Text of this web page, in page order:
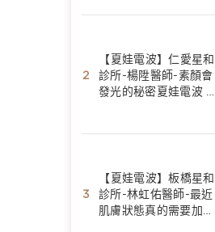
【夏娃電波】仁愛星和
診所-楊陞醫師-素顏會
發光的秘密夏娃電波 -
【夏娃電波】板橋星和
診所-林虹佑醫師-最近
肌膚狀態真的需要加強